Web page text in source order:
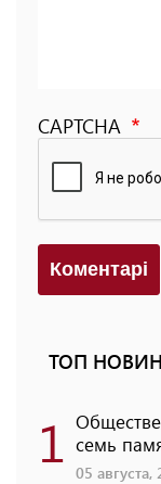
CAPTCHA
Коментарi
ТОП
1 семь
05